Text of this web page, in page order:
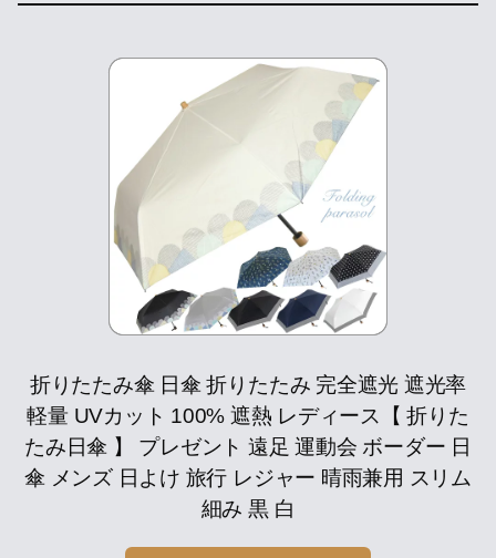
折りたたみ傘 日傘 折りたたみ 完全遮光 遮光率
軽量 UVカット 100% 遮熱 レディース【 折りた
たみ日傘 】 プレゼント 遠足 運動会 ボーダー 日
傘 メンズ 日よけ 旅行 レジャー 晴雨兼用 スリム
細み 黒 白